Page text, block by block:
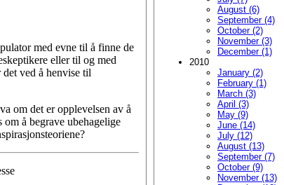
med evne til å finne de
eller til og med
ved å henvise til
om det er opplevelsen av å
å begrave ubehagelige
August (6)
September (4)
October (2)
November (3)
December (1)
2010
January (2)
February (1)
March (3)
April (3)
May (9)
June (14)
July (12)
August (13)
September (7)
October (9)
November (13)